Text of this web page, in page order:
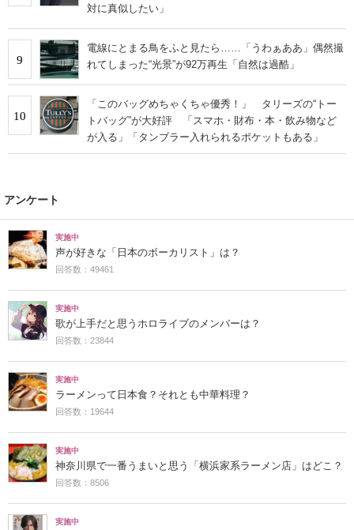
対に真似したい」
9
電線にとまる鳥をふと見たら……「うわぁああ」偶然撮
れてしまった“光景”が92万再生「自然は過酷」
10
「このバッグめちゃくちゃ優秀！」 タリーズの“トー
トバッグ”が大好評 「スマホ・財布・本・飲み物など
が入る」「タンブラー入れられるポケットもある」
アンケート
実施中
声が好きな「日本のボーカリスト」は？
回答数：49461
実施中
歌が上手だと思うホロライブのメンバーは？
回答数：23844
実施中
ラーメンって日本食？それとも中華料理？
回答数：19644
実施中
神奈川県で一番うまいと思う「横浜家系ラーメン店」はどこ？
回答数：8506
実施中